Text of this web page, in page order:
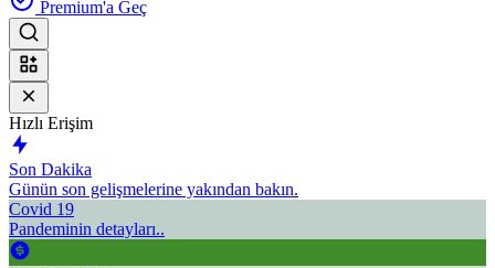
Premium'a Geç
Hızlı Erişim
Son Dakika
Günün son gelişmelerine yakından bakın.
Covid 19
Pandeminin detayları..